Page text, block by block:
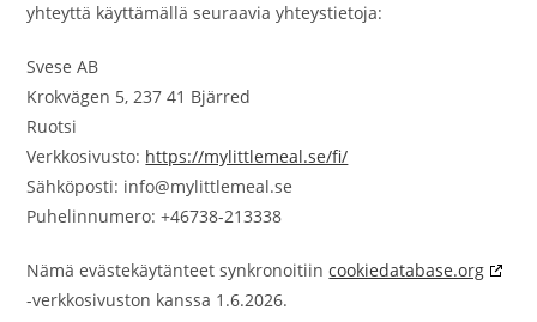
yhteyttä käyttämällä seuraavia yhteystietoja:
Svese AB
Krokvägen 5, 237 41 Bjärred
Ruotsi
Verkkosivusto: https://mylittlemeal.se/fi/
Sähköposti: info@mylittlemeal.se
Puhelinnumero: +46738-213338
Nämä evästekäytänteet synkronoitiincookiedatabase.org
-verkkosivuston kanssa 1.6.2026.